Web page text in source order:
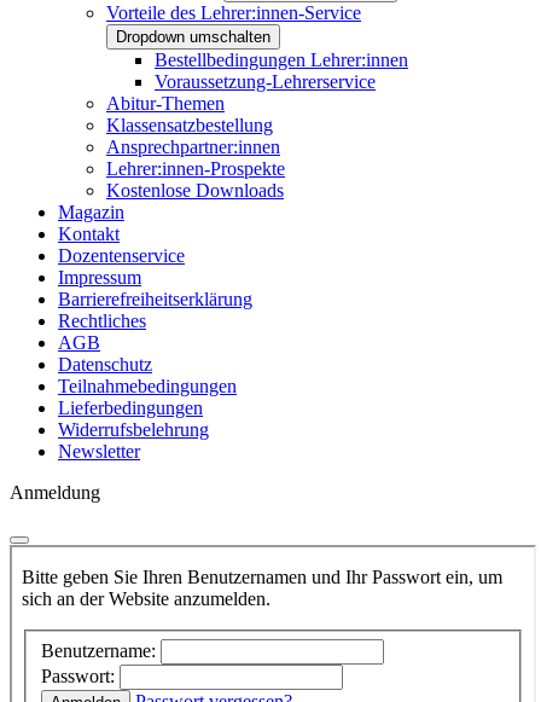
Vorteile des Lehrer:innen-Service
Dropdown umschalten
Bestellbedingungen Lehrer:innen
Voraussetzung-Lehrerservice
Abitur-Themen
Klassensatzbestellung
Ansprechpartner:innen
Lehrer:innen-Prospekte
Kostenlose Downloads
Magazin
Kontakt
Dozentenservice
Impressum
Barrierefreiheitserklärung
Rechtliches
AGB
Datenschutz
Teilnahmebedingungen
Lieferbedingungen
Widerrufsbelehrung
Newsletter
Anmeldung